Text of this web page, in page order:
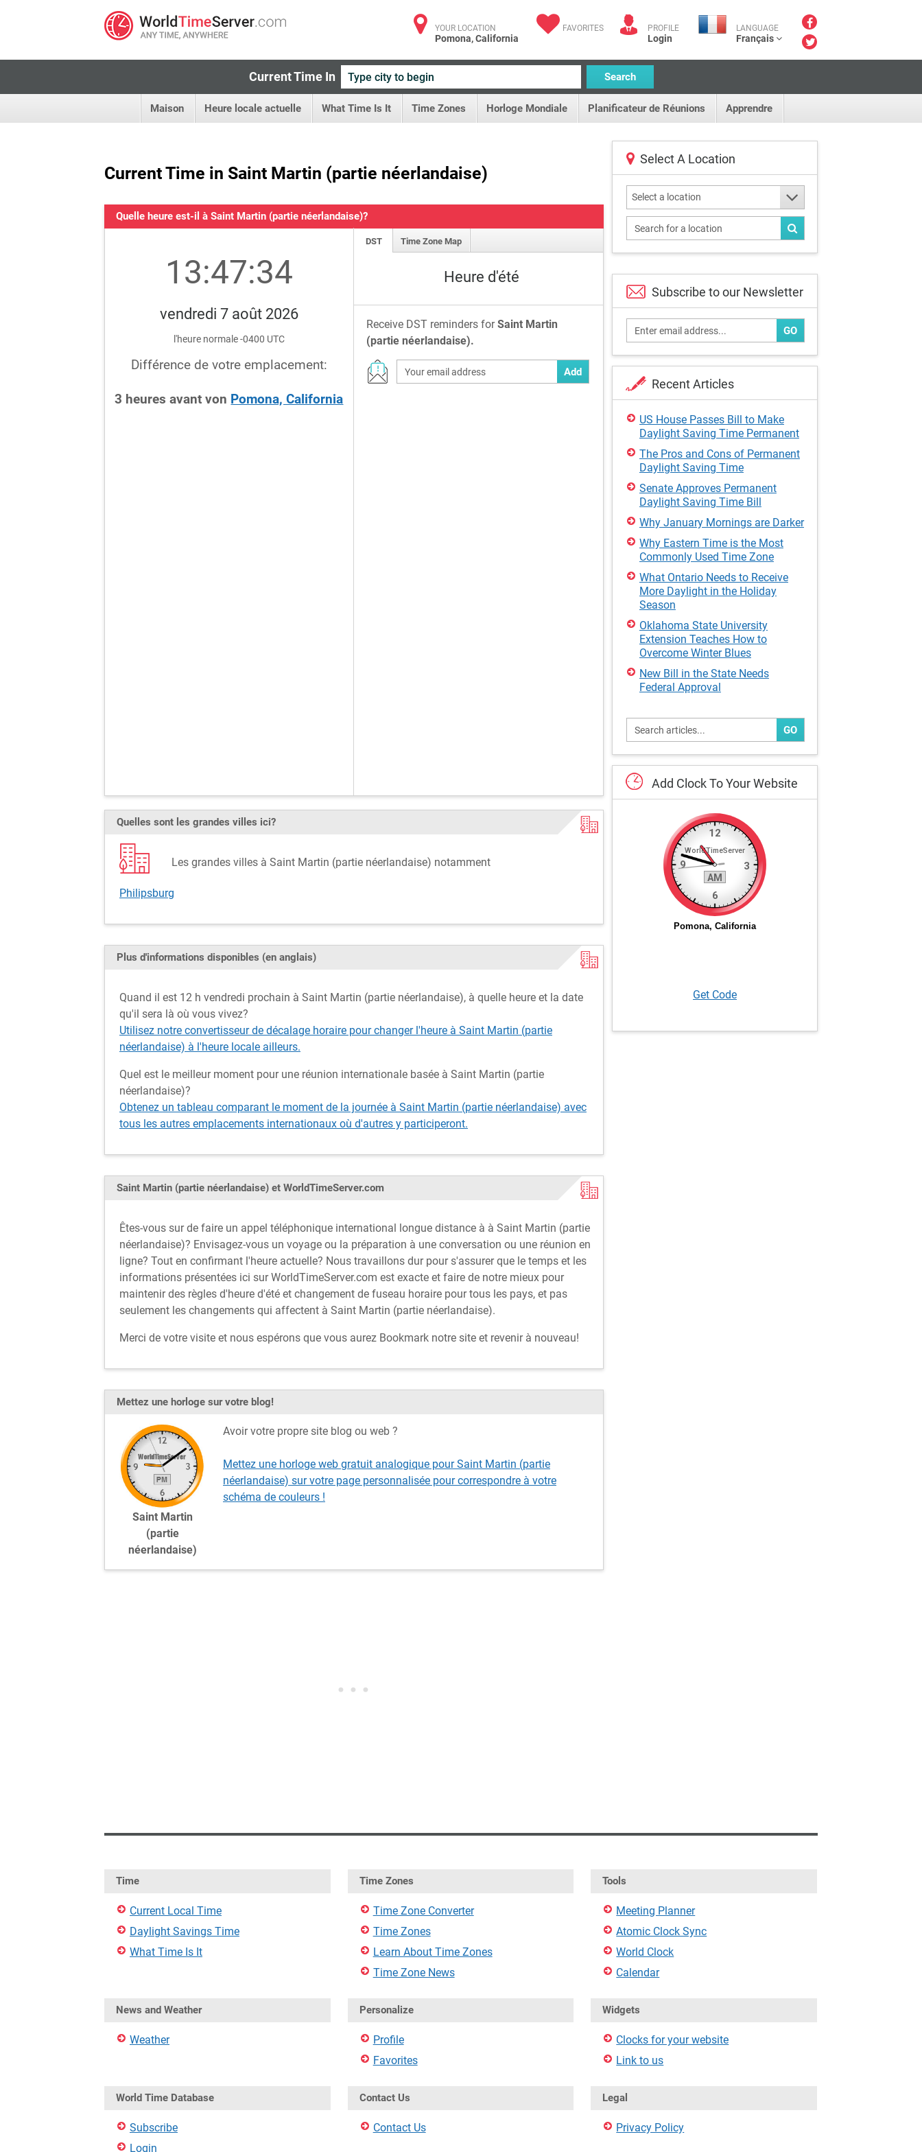
YOUR LOCATION
Pomona, California
FAVORITES PROFILE
Login
LANGUAGE
Français
Current Time In Search
Maison Heure locale actuelle What Time Is It Time Zones Horloge Mondiale Planificateur de Réunions Apprendre
Current Time in Saint Martin (partie néerlandaise)
Quelle heure est-il à Saint Martin (partie néerlandaise)?
13:47:34
vendredi 7 août 2026
l'heure normale -0400 UTC
Différence de votre emplacement:
3 heures avant von Pomona, California
DST Time Zone Map
Heure d'été
Receive DST reminders forSaint Martin
(partie néerlandaise).
Add
Quelles sont les grandes villes ici?
Les grandes villes à Saint Martin (partie néerlandaise) notamment
Philipsburg
Plus d'informations disponibles (en anglais)
Quand il est 12 h vendredi prochain à Saint Martin (partie néerlandaise), à quelle heure et la date
qu'il sera là où vous vivez?
Utilisez notre convertisseur de décalage horaire pour changer l'heure à Saint Martin (partie
néerlandaise) à l'heure locale ailleurs.
Quel est le meilleur moment pour une réunion internationale basée à Saint Martin (partie
néerlandaise)?
Obtenez un tableau comparant le moment de la journée à Saint Martin (partie néerlandaise) avec
tous les autres emplacements internationaux où d'autres y participeront.
Saint Martin (partie néerlandaise) et WorldTimeServer.com
Êtes-vous sur de faire un appel téléphonique international longue distance à à Saint Martin (partie
néerlandaise)? Envisagez-vous un voyage ou la préparation à une conversation ou une réunion en
ligne? Tout en confirmant l'heure actuelle? Nous travaillons dur pour s'assurer que le temps et les
informations présentées ici sur WorldTimeServer.com est exacte et faire de notre mieux pour
maintenir des règles d'heure d'été et changement de fuseau horaire pour tous les pays, et pas
seulement les changements qui affectent à Saint Martin (partie néerlandaise).
Merci de votre visite et nous espérons que vous aurez Bookmark notre site et revenir à nouveau!
Mettez une horloge sur votre blog!
Saint Martin
(partie
néerlandaise)
Avoir votre propre site blog ou web ?
Mettez une horloge web gratuit analogique pour Saint Martin (partie
néerlandaise) sur votre page personnalisée pour correspondre à votre
schéma de couleurs !
Select A Location
Select a location
Subscribe to our Newsletter
GO
Recent Articles
US House Passes Bill to Make
Daylight Saving Time Permanent
The Pros and Cons of Permanent
Daylight Saving Time
Senate Approves Permanent
Daylight Saving Time Bill
Why January Mornings are Darker
Why Eastern Time is the Most
Commonly Used Time Zone
What Ontario Needs to Receive
More Daylight in the Holiday
Season
Oklahoma State University
Extension Teaches How to
Overcome Winter Blues
New Bill in the State Needs
Federal Approval
GO
Add ClockToYourWebsite
Get Code
Time
Current Local Time
Daylight Savings Time
What Time Is It
Time Zones
Time Zone Converter
Time Zones
Learn About Time Zones
Time Zone News
Tools
Meeting Planner
Atomic Clock Sync
World Clock
Calendar
News and Weather
Weather
Personalize
Profile
Favorites
Widgets
Clocks for your website
Link to us
World Time Database
Subscribe
Login
Contact Us
Contact Us
Legal
Privacy Policy